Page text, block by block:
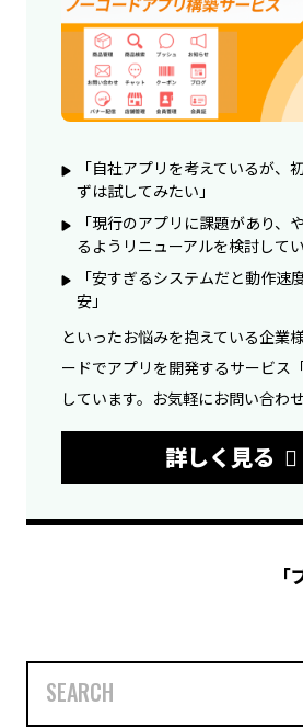
「自社アプリを考えているが、
ずは試してみたい」
「現行のアプリに課題があり、
るようリニューアルを検討してい
「安すぎるシステムだと動作速
安」
といったお悩みを抱えている企業
ードでアプリを開発するサービス
しています。お気軽にお問い合わ
詳しく見る